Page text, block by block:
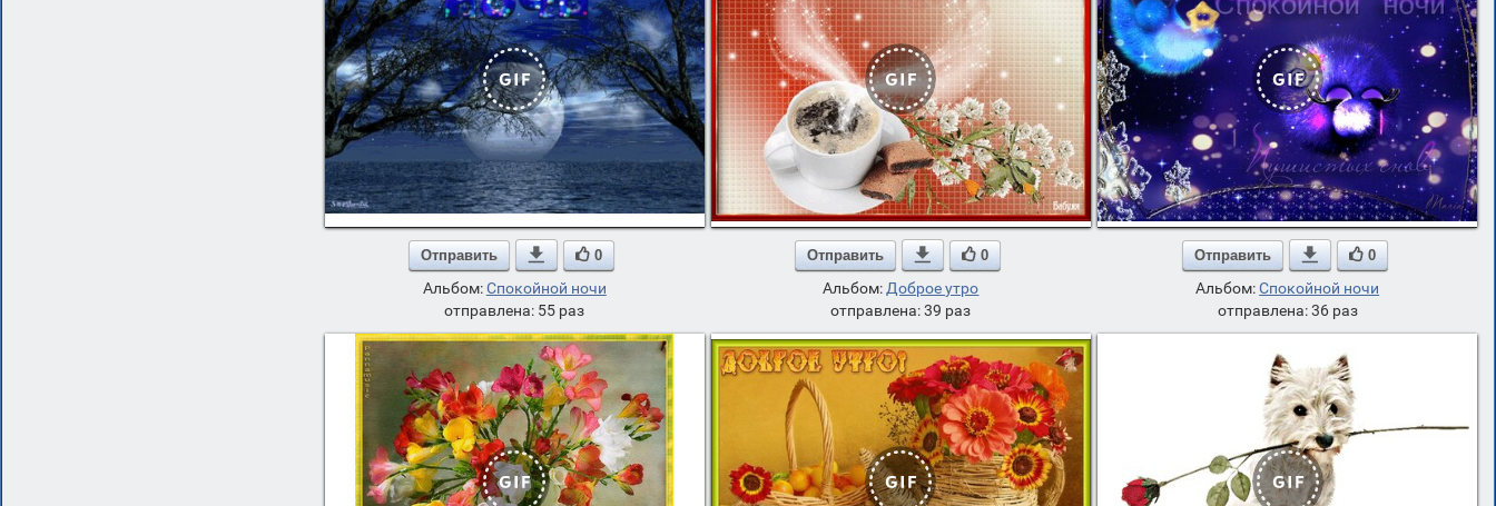
Отправить  0
Альбом:Спокойной ночи
отправлена: 55 раз
Отправить  0
Альбом: Доброе утро
отправлена: 39 раз
Отправить  0
Альбом:Спокойной ночи
отправлена: 36 раз